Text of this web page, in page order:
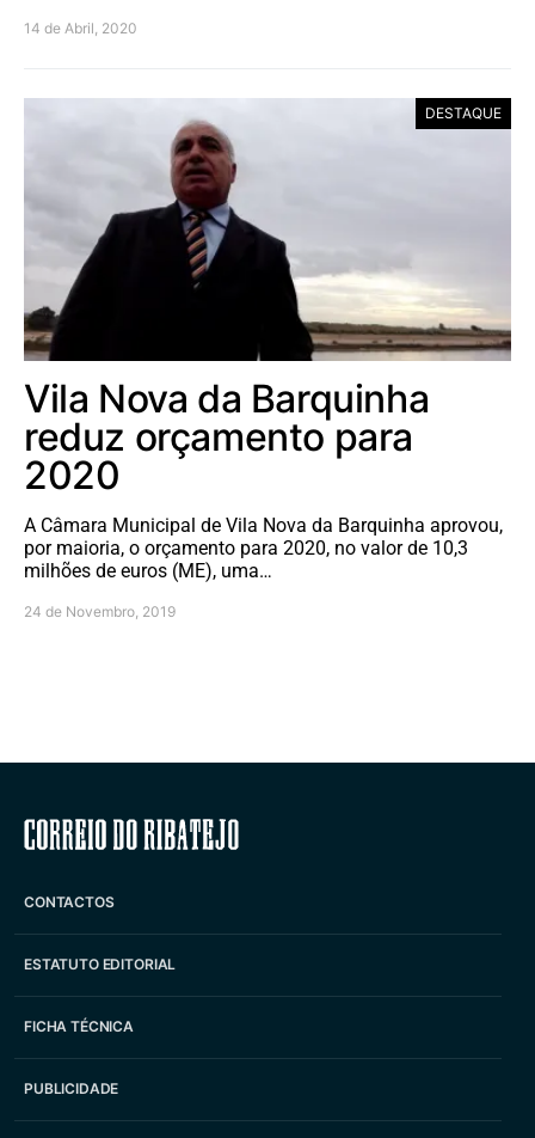
14 de Abril, 2020
DESTAQUE
Vila Nova da Barquinha
reduz orçamento para
2020
A Câmara Municipal de Vila Nova da Barquinha aprovou,
por maioria, o orçamento para 2020, no valor de 10,3
milhões de euros (ME), uma…
24 de Novembro, 2019
Correio do Ribatejo
CONTACTOS
ESTATUTO EDITORIAL
FICHA TÉCNICA
PUBLICIDADE